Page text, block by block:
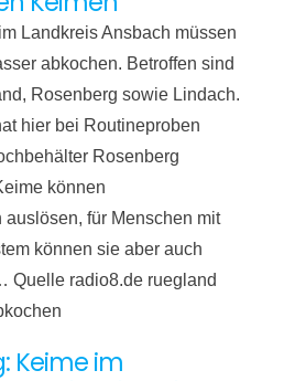
Landkreis Ansbach müssen
abkochen. Betroffen sind
Rosenberg sowie Lindach.
hier bei Routineproben
Rosenberg
können
für Menschen mit
können sie aber auch
Quelle radio8.de ruegland
Keime im